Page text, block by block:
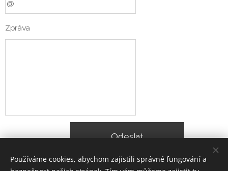
Zpráva
Odeslat
Používáme cookies, abychom zajistili správné fungování a